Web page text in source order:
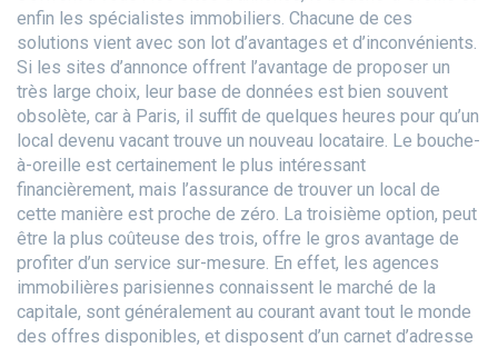
enfin les spécialistes immobiliers. Chacune de ces
solutions vient avec son lot d’avantages et d’inconvénients.
Si les sites d’annonce offrent l’avantage de proposer un
très large choix, leur base de données est bien souvent
obsolète, car à Paris, il suffit de quelques heures pour qu’un
local devenu vacant trouve un nouveau locataire. Le bouche-
à-oreille est certainement le plus intéressant
financièrement, mais l’assurance de trouver un local de
cette manière est proche de zéro. La troisième option, peut
être la plus coûteuse des trois, offre le gros avantage de
profiter d’un service sur-mesure. En effet, les agences
immobilières parisiennes connaissent le marché de la
capitale, sont généralement au courant avant tout le monde
des offres disponibles, et disposent d’un carnet d’adresse